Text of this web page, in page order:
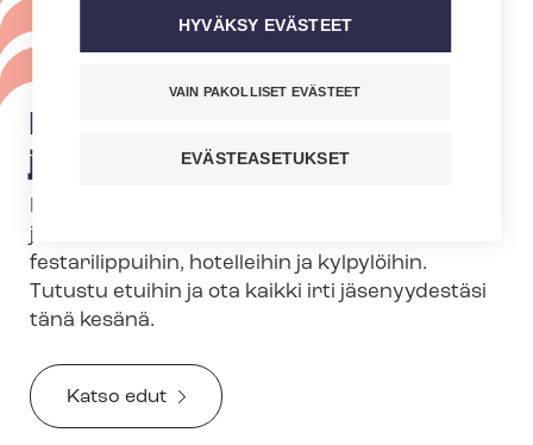
Hyödynnä kesän parhaat
jäsenedut
jäseneduilla! Saat alennuksia muun muassa
festarilippuihin, hotelleihin ja kylpylöihin.
Tutustu etuihin ja ota kaikki irti jäsenyydestäsi
tänä kesänä.
Katso edut
HYVÄKSY EVÄSTEET
VAIN PAKOLLISET EVÄSTEET
EVÄSTEASETUKSET